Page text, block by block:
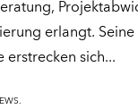
erlangt. Seine
erstrecken sich